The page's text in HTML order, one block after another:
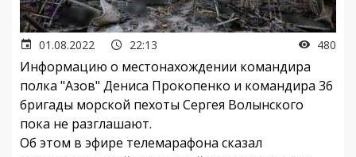
01.08.2022 22:13 480
Информацию о местонахождении командира
полка "Азов" Дениса Прокопенко и командира 36
бригады морской пехоты Сергея Волынского
пока не разглашают.
Об этом в эфире телемарафона сказал